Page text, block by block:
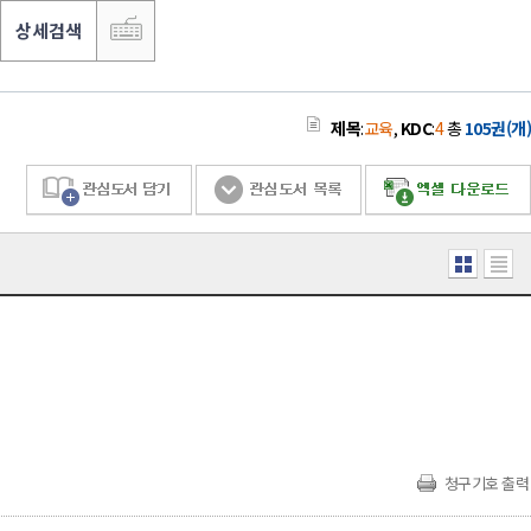
상세검색
제목:교육, KDC:4총105권(개)
청구기호 출력